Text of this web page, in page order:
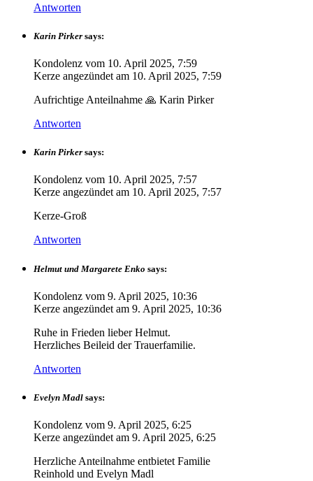
Antworten
Karin Pirker says:
Kondolenz vom 10. April 2025, 7:59
Kerze angezündet am 10. April 2025, 7:59
Aufrichtige Anteilnahme 🙏 Karin Pirker
Antworten
Karin Pirker says:
Kondolenz vom 10. April 2025, 7:57
Kerze angezündet am 10. April 2025, 7:57
Kerze-Groß
Antworten
Helmut und Margarete Enko says:
Kondolenz vom 9. April 2025, 10:36
Kerze angezündet am 9. April 2025, 10:36
Ruhe in Frieden lieber Helmut.
Herzliches Beileid der Trauerfamilie.
Antworten
Evelyn Madl says:
Kondolenz vom 9. April 2025, 6:25
Kerze angezündet am 9. April 2025, 6:25
Herzliche Anteilnahme entbietet Familie
Reinhold und Evelyn Madl